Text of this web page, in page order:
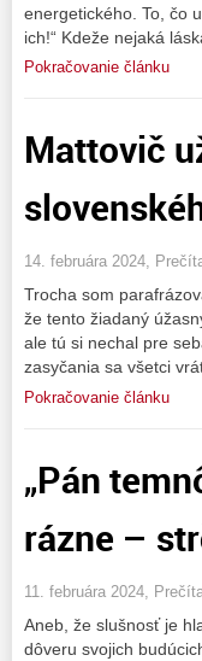
energetického. To, čo
ich!“ Kdeže nejaká
Pokračovanie článku
Mattovič
14. februára 2024,
Trocha som
že tento žiadaný
ale tú si nechal pre
zasyčania sa všetci
Pokračovanie článku
„Pán
rázne –
11. februára 2024,
Aneb, že slušnosť je
dôveru svojich